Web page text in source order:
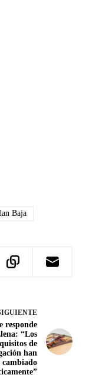
Baja
responde
“Los
de
han
cambiado